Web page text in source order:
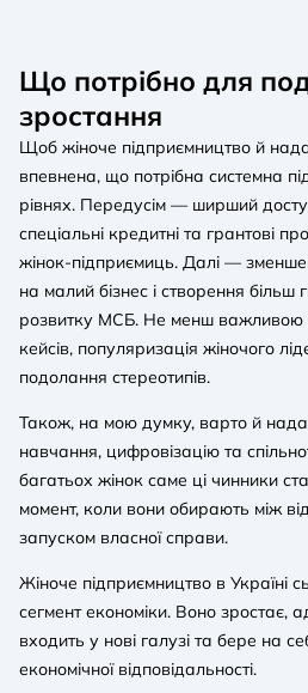
Що потрібно для
зростання
Щоб жіноче підприємництво й
впевнена, що потрібна системна
рівнях. Передусім — ширший
спеціальні кредитні та грантові
жінок-підприємиць. Далі —
на малий бізнес і створення більш
розвитку МСБ. Не менш важливою
кейсів, популяризація жіночого
подолання стереотипів.
Також, на мою думку, варто й
навчання, цифровізацію та
багатьох жінок саме ці чинники
момент, коли вони обирають між
запуском власної справи.
Жіноче підприємництво в Україні
сегмент економіки. Воно зростає,
входить у нові галузі та бере на
економічної відповідальності.